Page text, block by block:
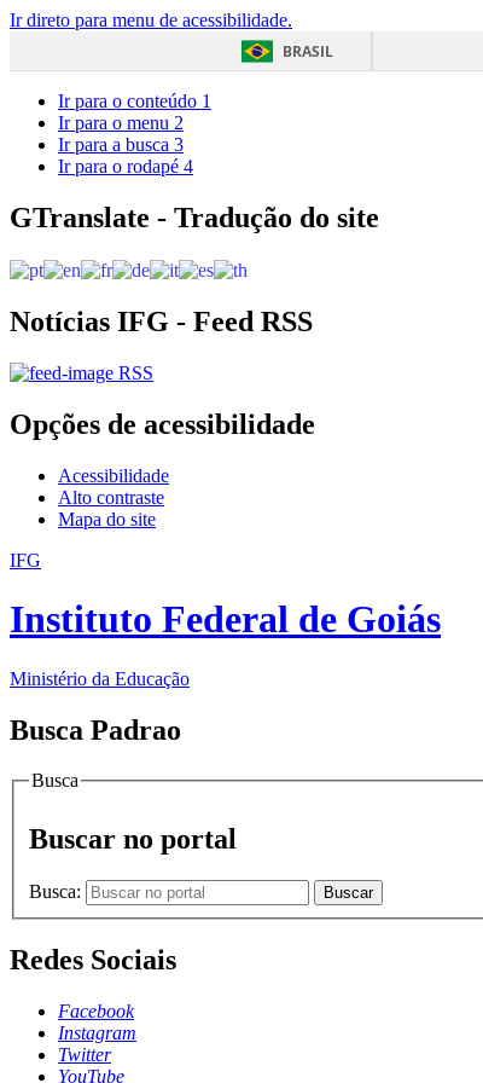
Ir direto para menu de acessibilidade.
BRASIL
Ir para o conteúdo 1
Ir para o menu 2
Ir para a busca 3
Ir para o rodapé 4
GTranslate - Tradução do site
Notícias IFG - Feed RSS
RSS
Opções de acessibilidade
Acessibilidade
Alto contraste
Mapa do site
IFG
Instituto Federal de Goiás
Ministério da Educação
Busca Padrao
Busca
Buscar no portal
Busca: Buscar
Redes Sociais
Facebook
Instagram
Twitter
YouTube